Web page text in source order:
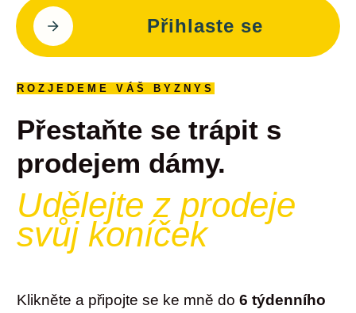
Přihlaste se
ROZJEDEME VÁŠ BYZNYS
Přestaňte se trápit s
prodejem dámy.
Udělejte z prodeje
svůj koníček
Klikněte a připojte se ke mně do 6 týdenního